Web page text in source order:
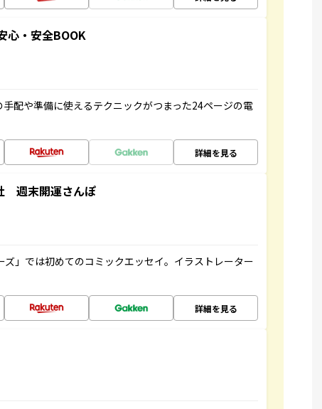
心・安全BOOK
配や準備に使えるテクニックがつまった24ページの電
詳細を見る
週末開運さんぽ
」では初めてのコミックエッセイ。イラストレーター
詳細を見る